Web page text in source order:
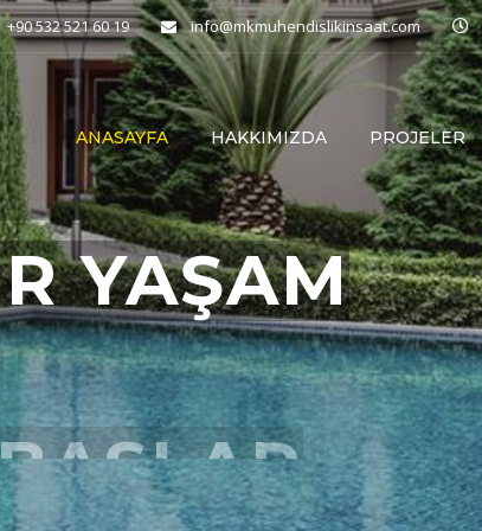
+90 532 521 60 19 info@mkmuhendislikinsaat.com
ANASAYFA HAKKIMIZDA PROJELER
YAŞAM